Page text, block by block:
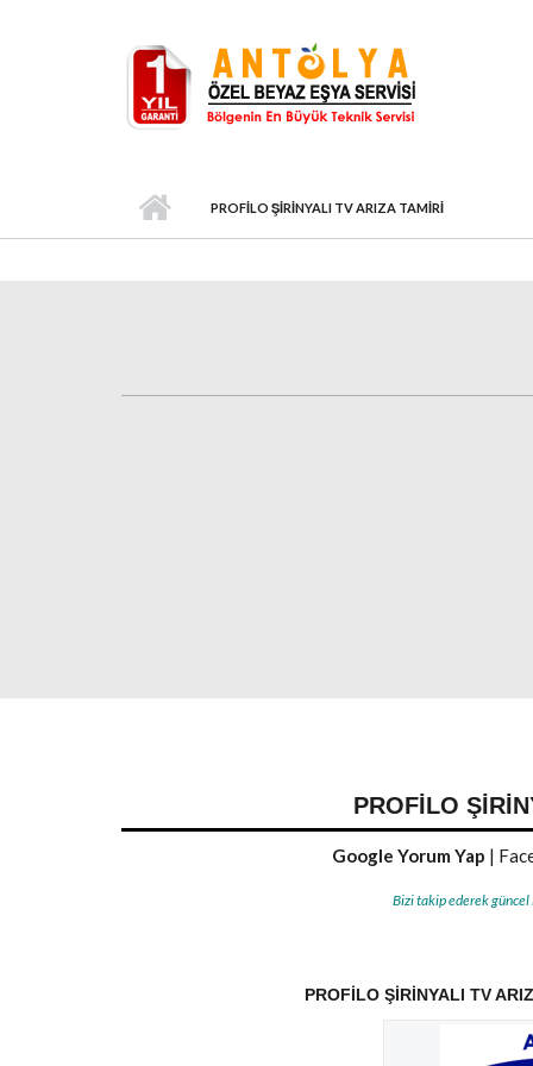
PROFILO ŞIRINYALI TV ARIZA TAMIRI
PROFILO
Google Yorum Yap |
Bizi takip ederek
PROFILO ŞIRINYALI TV